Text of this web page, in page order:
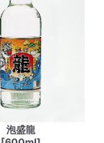
泡盛龍